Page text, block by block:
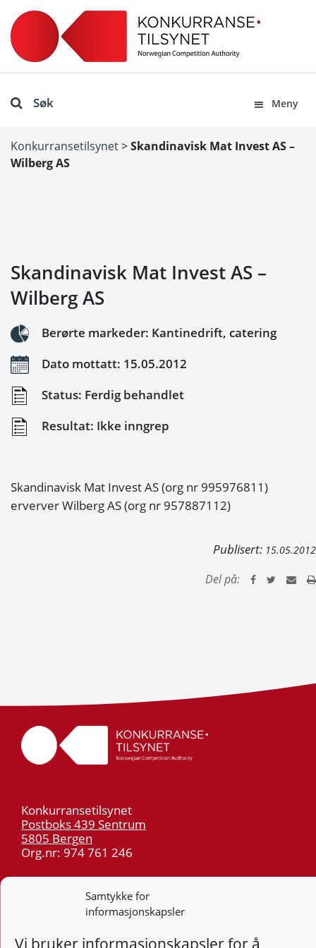
Samtykke for
informasjonskapsler
Vi bruker informasjonskapsler for å
Søk Meny
Konkurransetilsynet>Skandinavisk Mat Invest AS –
Wilberg AS
Skandinavisk Mat Invest AS –
Wilberg AS
Berørte markeder: Kantinedrift, catering
Dato mottatt: 15.05.2012
Status: Ferdig behandlet
Resultat: Ikke inngrep
Skandinavisk Mat Invest AS (org nr 995976811)
erverver Wilberg AS (org nr 957887112)
Publisert: 15.05.2012
Del på:
Konkurransetilsynet
Postboks 439 Sentrum
5805 Bergen
Org.nr: 974 761 246
55 59 75 00
post@kt.no